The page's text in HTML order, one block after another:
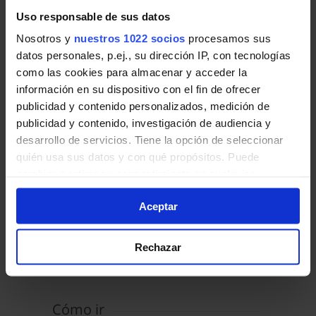
Uso responsable de sus datos
Nosotros y nuestros 1022 socios procesamos sus
datos personales, p.ej., su dirección IP, con tecnologías
como las cookies para almacenar y acceder la
información en su dispositivo con el fin de ofrecer
publicidad y contenido personalizados, medición de
publicidad y contenido, investigación de audiencia y
desarrollo de servicios. Tiene la opción de seleccionar
quién usa sus datos y con qué propósitos. Puede
momento desde la Declaración de cookies o clicando en
el Menú de consentimiento.
Si lo permite, también quisiéramos:
digitales)
Aceptar
Rechazar
Interurbanos en Redueña:
197-C Torrelaguna - Venturada - Cabanillas
Guadalix de la Sierra - Torrelaguna -
Transporte público
Autobuses Interurbanos
Cómo ir